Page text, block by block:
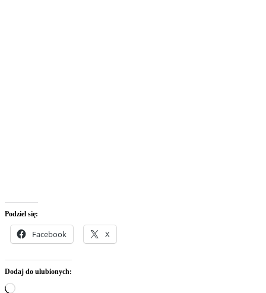
Podziel się:
Facebook X
Dodaj do ulubionych:
Wczytywanie…